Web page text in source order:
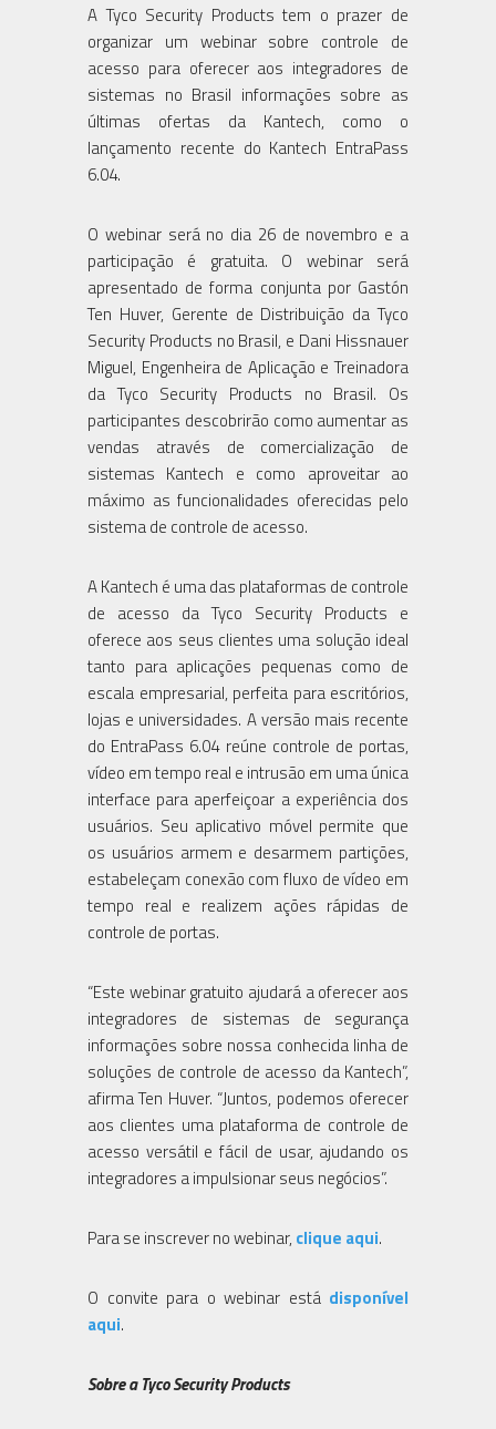
A Tyco Security Products tem o prazer de
organizar um webinar sobre controle de
acesso para oferecer aos integradores de
sistemas no Brasil informações sobre as
últimas ofertas da Kantech, como o
lançamento recente do Kantech EntraPass
6.04.
O webinar será no dia 26 de novembro e a
participação é gratuita. O webinar será
apresentado de forma conjunta por Gastón
Ten Huver, Gerente de Distribuição da Tyco
Security Products no Brasil, e Dani Hissnauer
Miguel, Engenheira de Aplicação e Treinadora
da Tyco Security Products no Brasil. Os
participantes descobrirão como aumentar as
vendas através de comercialização de
sistemas Kantech e como aproveitar ao
máximo as funcionalidades oferecidas pelo
sistema de controle de acesso.
A Kantech é uma das plataformas de controle
de acesso da Tyco Security Products e
oferece aos seus clientes uma solução ideal
tanto para aplicações pequenas como de
escala empresarial, perfeita para escritórios,
lojas e universidades. A versão mais recente
do EntraPass 6.04 reúne controle de portas,
vídeo em tempo real e intrusão em uma única
interface para aperfeiçoar a experiência dos
usuários. Seu aplicativo móvel permite que
os usuários armem e desarmem partições,
estabeleçam conexão com fluxo de vídeo em
tempo real e realizem ações rápidas de
controle de portas.
“Este webinar gratuito ajudará a oferecer aos
integradores de sistemas de segurança
informações sobre nossa conhecida linha de
soluções de controle de acesso da Kantech”,
afirma Ten Huver. “Juntos, podemos oferecer
aos clientes uma plataforma de controle de
acesso versátil e fácil de usar, ajudando os
integradores a impulsionar seus negócios”.
Para se inscrever no webinar, clique aqui.
O convite para o webinar está disponível
aqui.
Sobre a Tyco Security Products